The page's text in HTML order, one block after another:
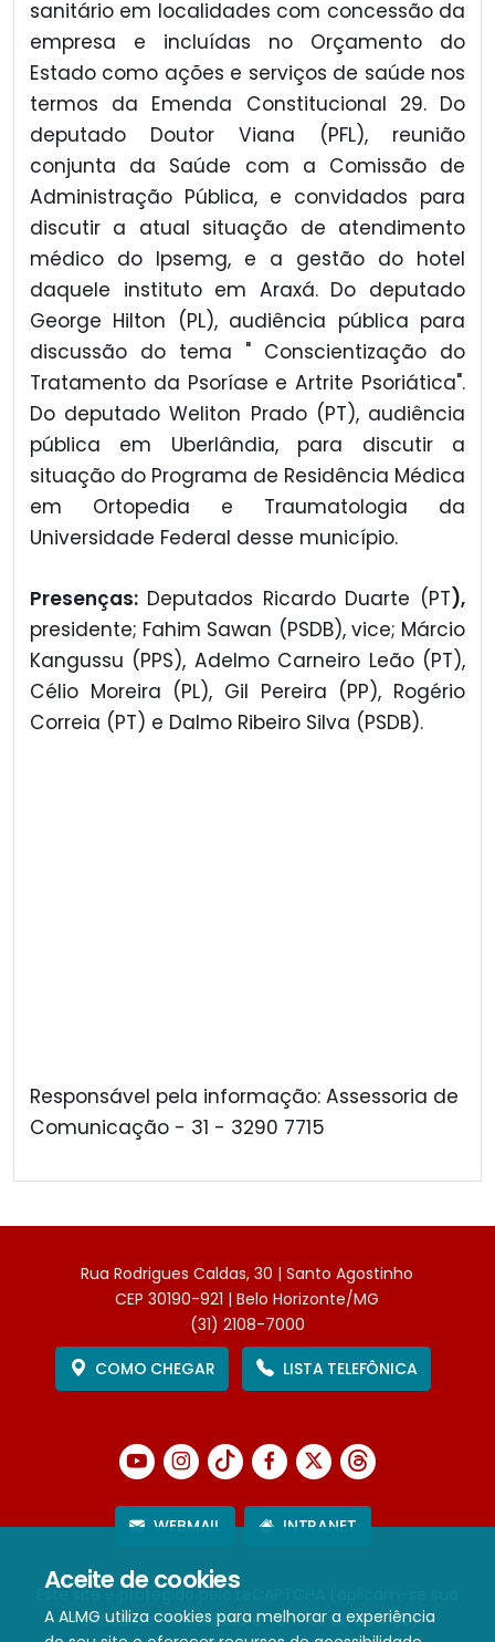
Aceite de cookies
A ALMG utiliza cookies para melhorar a experiência
sanitário em localidades com concessão da
empresa e incluídas no Orçamento do
Estado como ações e serviços de saúde nos
termos da Emenda Constitucional 29. Do
deputado Doutor Viana (PFL), reunião
conjunta da Saúde com a Comissão de
Administração Pública, e convidados para
discutir a atual situação de atendimento
médico do Ipsemg, e a gestão do hotel
daquele instituto em Araxá. Do deputado
George Hilton (PL), audiência pública para
discussão do tema " Conscientização do
Tratamento da Psoríase e Artrite Psoriática".
Do deputado Weliton Prado (PT), audiência
pública em Uberlândia, para discutir a
situação do Programa de Residência Médica
em Ortopedia e Traumatologia da
Universidade Federal desse município.
Presenças: Deputados Ricardo Duarte (PT),
presidente; Fahim Sawan (PSDB), vice; Márcio
Kangussu (PPS), Adelmo Carneiro Leão (PT),
Célio Moreira (PL), Gil Pereira (PP), Rogério
Correia (PT) e Dalmo Ribeiro Silva (PSDB).
Responsável pela informação: Assessoria de
Comunicação - 31 - 3290 7715
Rua Rodrigues Caldas, 30 | Santo Agostinho
CEP 30190-921 | Belo Horizonte/MG
(31) 2108-7000
COMO CHEGAR
LISTA TELEFÔNICA
WEBMAIL INTRANET
Este site é protegido pelo reCAPTCHA (aplicam-se sua
Política de PrivacidadeeTermos de Serviço).